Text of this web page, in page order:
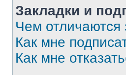
Закладки и
Чем отличаются
Как мне
Как мне